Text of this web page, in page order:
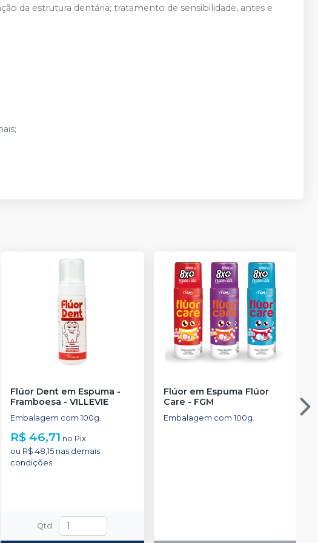
da estrutura dentária; tratamento de sensibilidade, antes e
Flúor Dent em Espuma -
Framboesa - VILLEVIE
Embalagem com 100g.
R$ 46,71 no Pix
ou R$ 48,15nas demais
condições
Qtd :
Flúor em Espuma Flúor
Care - FGM
Embalagem com 100g.